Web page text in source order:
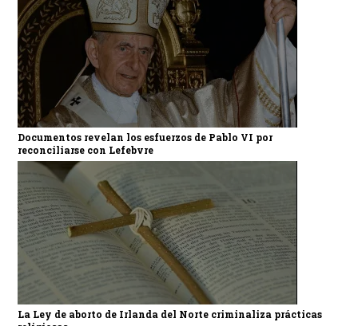
Documentos revelan los esfuerzos de Pablo VI por
reconciliarse con Lefebvre
La Ley de aborto de Irlanda del Norte criminaliza prácticas